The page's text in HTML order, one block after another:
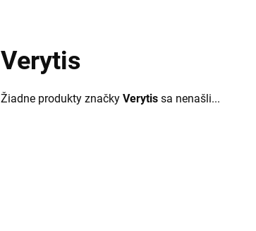
Verytis
Žiadne produkty značky Verytis sa nenašli...